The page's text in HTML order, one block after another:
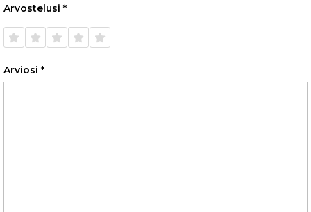
Arvostelusi *
1/5
tähteä
2/5
tähteä
3/5
tähteä
4/5
tähteä
5/5
tähteä
Arviosi *